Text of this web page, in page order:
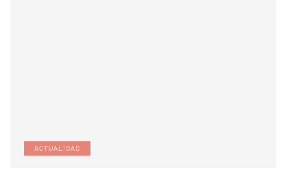
ACTUALIDAD